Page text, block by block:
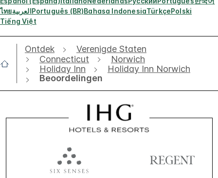
ไทยالعربيةPortuguês (BR)Bahasa IndonesiaTürkçePolski
Tiếng Việt
Ontdek
Verenigde Staten
Connecticut
Norwich
Holiday Inn
Holiday Inn Norwich
Beoordelingen